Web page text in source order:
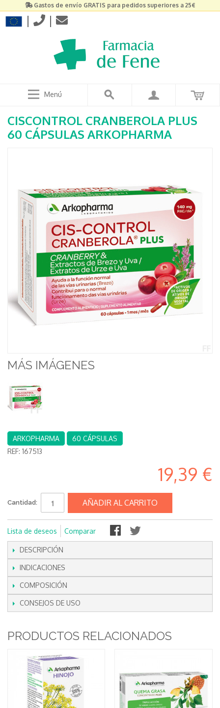
Gastos de envío GRATIS para pedidos superiores a 25€
| |
Menú
CISCONTROL CRANBEROLA PLUS
60 CÁPSULAS ARKOPHARMA
MÁS IMÁGENES
ARKOPHARMA
60 CÁPSULAS
REF: 167513
19,39 €
Cantidad: AÑADIR AL CARRITO
Lista de deseos Comparar
DESCRIPCIÓN
INDICACIONES
COMPOSICIÓN
CONSEJOS DE USO
PRODUCTOS RELACIONADOS